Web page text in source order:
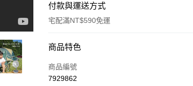
付款與運送方式
宅配滿NT$590免運
付款方式
POYA支付
商品特色
商品編號
7929862